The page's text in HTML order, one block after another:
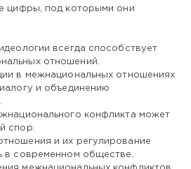
цифры, под которыми они
всегда способствует
отношений.
в межнациональных отношениях
и объединению
конфликта может
спор.
и их регулирование
в современном обществе.